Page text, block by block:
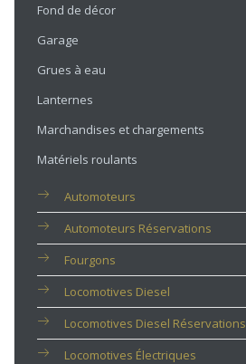
Fond de décor
Garage
Grues à eau
Lanternes
Marchandises et chargements
Matériels roulants
Automoteurs
Automoteurs Réservations
Fourgons
Locomotives Diesel
Locomotives Diesel Réservations
Locomotives Électriques